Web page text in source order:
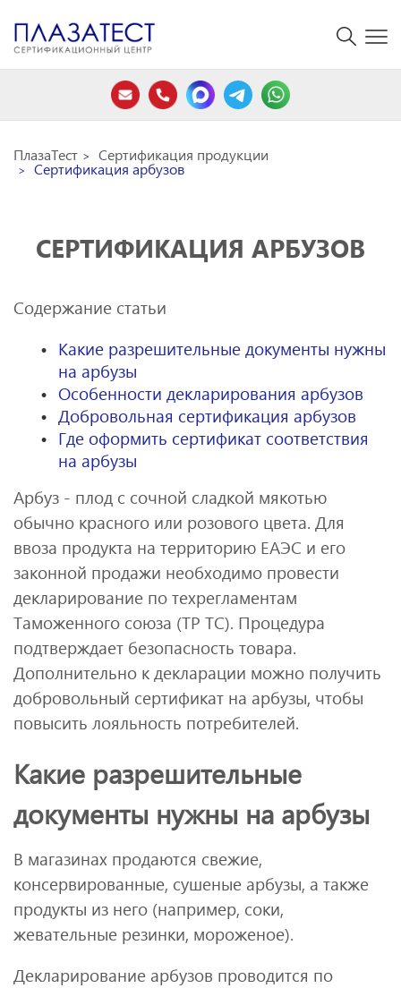
ПлазаТест Сертификация продукции
Сертификация арбузов
СЕРТИФИКАЦИЯ АРБУЗОВ
Содержание статьи
Какие разрешительные документы нужны
на арбузы
Особенности декларирования арбузов
Добровольная сертификация арбузов
Где оформить сертификат соответствия
на арбузы
Арбуз - плод с сочной сладкой мякотью
обычно красного или розового цвета. Для
ввоза продукта на территорию ЕАЭС и его
законной продажи необходимо провести
декларирование по техрегламентам
Таможенного союза (ТР ТС). Процедура
подтверждает безопасность товара.
Дополнительно к декларации можно получить
добровольный сертификат на арбузы, чтобы
повысить лояльность потребителей.
Какие разрешительные
документы нужны на арбузы
В магазинах продаются свежие,
консервированные, сушеные арбузы, а также
продукты из него (например, соки,
жевательные резинки, мороженое).
Декларирование арбузов проводится по